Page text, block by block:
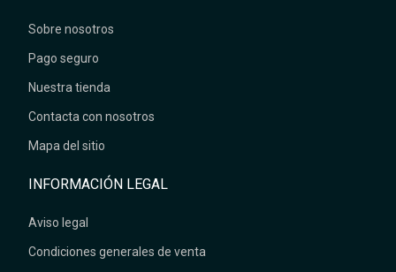
Sobre nosotros
Pago seguro
Nuestra tienda
Contacta con nosotros
Mapa del sitio
INFORMACIÓN LEGAL
Aviso legal
Condiciones generales de venta